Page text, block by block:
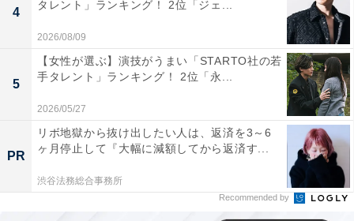
1
4
タレント」ランキング！ 2位「ジェ...
2026/08/09
5
【女性が選ぶ】演技がうまい「STARTO社の若
手タレント」ランキング！ 2位「永...
2026/05/27
PR
リボ地獄から抜け出したい人は、返済を3～6
ヶ月停止して『大幅に減額してから返済す...
渋谷法務総合事務所
Recommended by